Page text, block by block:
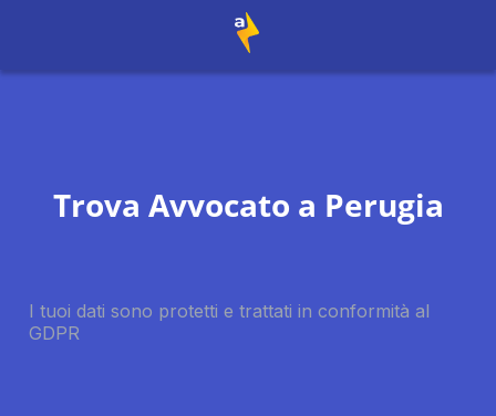
Trova Avvocato a Perugia